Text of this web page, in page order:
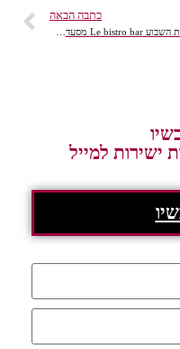
כתבה הבאה
מסעדת השבוע Le bistro bar מסעדת ביסטרו
למייל